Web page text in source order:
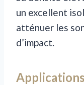
un excellent
atténuer les
d’impact.